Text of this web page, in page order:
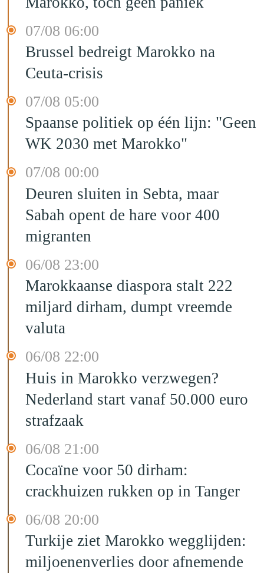
07/08 06:00
Brussel bedreigt Marokko na
Ceuta-crisis
07/08 05:00
Spaanse politiek op één lijn: "Geen
WK 2030 met Marokko"
07/08 00:00
Deuren sluiten in Sebta, maar
Sabah opent de hare voor 400
migranten
06/08 23:00
Marokkaanse diaspora stalt 222
miljard dirham, dumpt vreemde
valuta
06/08 22:00
Huis in Marokko verzwegen?
Nederland start vanaf 50.000 euro
strafzaak
06/08 21:00
Cocaïne voor 50 dirham:
crackhuizen rukken op in Tanger
06/08 20:00
Turkije ziet Marokko wegglijden:
miljoenenverlies door afnemende